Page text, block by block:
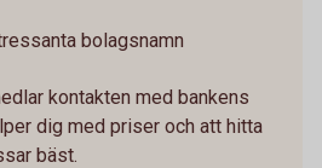
bolagsnamn
kontakten med bankens
dig med priser och att hitta
bäst.